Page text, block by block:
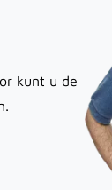
kunt u de